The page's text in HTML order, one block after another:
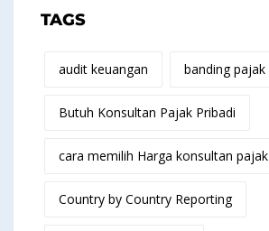
TAGS
audit keuangan banding pajak
Butuh Konsultan Pajak Pribadi
cara memilih Harga konsultan pajak
Country by Country Reporting